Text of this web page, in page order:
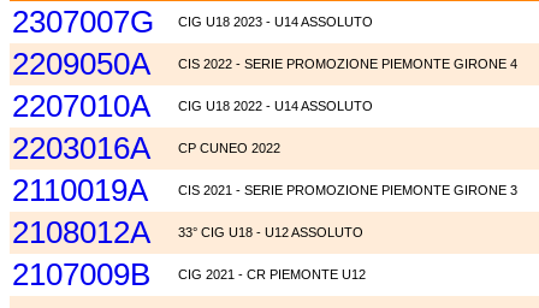
2307007G CIG U18 2023 - U14 ASSOLUTO
2209050A CIS 2022 - SERIE PROMOZIONE PIEMONTE GIRONE 4
2207010A CIG U18 2022 - U14 ASSOLUTO
2203016A CP CUNEO 2022
2110019A CIS 2021 - SERIE PROMOZIONE PIEMONTE GIRONE 3
2108012A 33° CIG U18 - U12 ASSOLUTO
2107009B CIG 2021 - CR PIEMONTE U12